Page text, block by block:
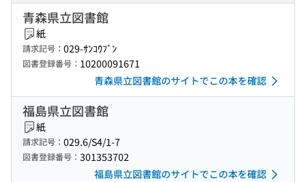
青森県立図書館
紙
請求記号： 029-ｻﾝｺｳﾌﾞﾝ
図書登録番号： 10200091671
青森県立図書館のサイトでこの本を確認
福島県立図書館
紙
請求記号： 029.6/S4/1-7
図書登録番号： 301353702
福島県立図書館のサイトでこの本を確認